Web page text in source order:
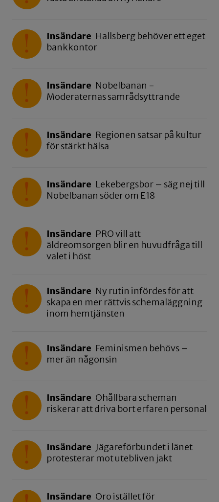
Insändare Hallsberg behöver ett eget
bankkontor
Insändare Nobelbanan -
Moderaternas samrådsyttrande
Insändare Regionen satsar på kultur
för stärkt hälsa
Insändare Lekebergsbor – säg nej till
Nobelbanan söder om E18
Insändare PRO vill att
äldreomsorgen blir en huvudfråga till
valet i höst
Insändare Ny rutin infördes för att
skapa en mer rättvis schemaläggning
inom hemtjänsten
Insändare Feminismen behövs –
mer än någonsin
Insändare Ohållbara scheman
riskerar att driva bort erfaren personal
Insändare Jägareförbundet i länet
protesterar mot utebliven jakt
Insändare Oro istället för